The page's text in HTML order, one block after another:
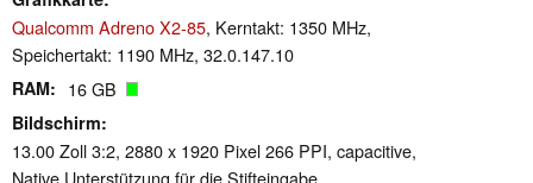
Qualcomm Adreno X2-85, Kerntakt: 1350 MHz,
Speichertakt: 1190 MHz, 32.0.147.10
RAM 16 GB
Bildschirm
13.00 Zoll 3:2, 2880 x 1920 Pixel 266 PPI, capacitive,
Native Unterstützung für die Stifteingabe,